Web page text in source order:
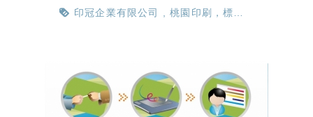
自我品牌的品質管理及管理開發經銷通
印冠企業有限公司
桃園印刷，標籤
標貼紙，條碼機，碳帶，急件印刷，客製
化標籤
製作流程